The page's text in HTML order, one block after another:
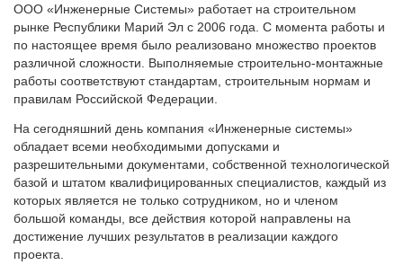
ООО «Инженерные Системы» работает на строительном
рынке Республики Марий Эл с 2006 года. С момента работы и
по настоящее время было реализовано множество проектов
различной сложности. Выполняемые строительно-монтажные
работы соответствуют стандартам, строительным нормам и
правилам Российской Федерации.
На сегодняшний день компания «Инженерные системы»
обладает всеми необходимыми допусками и
разрешительными документами, собственной технологической
базой и штатом квалифицированных специалистов, каждый из
которых является не только сотрудником, но и членом
большой команды, все действия которой направлены на
достижение лучших результатов в реализации каждого
проекта.